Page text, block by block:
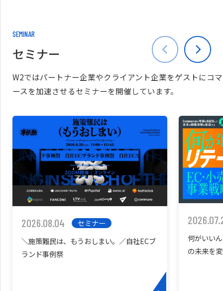
SEMINAR
セミナー
W2ではパートナー企業やクライアント企業をゲストにコマ
ースを加速させるセミナーを開催しています。
2026.08.04
セミナー
＼施策難民は、もうおしまい。／自社ECブ
ランド事例祭
何がいい
の未来を